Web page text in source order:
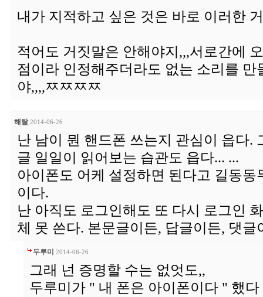
내가 지적하고 싶은 것은 바로 이러한
적어도 거짓말은 안해야지,,,서로간에
점이라 인정해주더라도 없는 소리를 만
야,,,,ㅉㅉㅉㅉ
해탈 2014-06-26
난 남이 뭔 핸드폰 쓰는지 관심이 읍다.
글 일일이 읽어보는 습관도 읍다... ...
아이폰도 어케 설정하면 된다고 길동동
이다.
난 아직도 로그인해도 또 다시 로그인
체 못 쓴다. 본문글이든, 답글이든, 댓글
두루미 2014-06-26
그래 넌 증명할 수는 없엇도,,
두루미가 " 내 폰은 아이폰이다 " 했